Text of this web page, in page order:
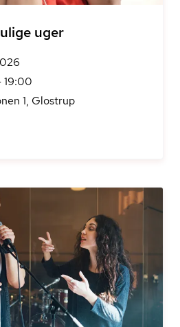
uger
19:00
1, Glostrup